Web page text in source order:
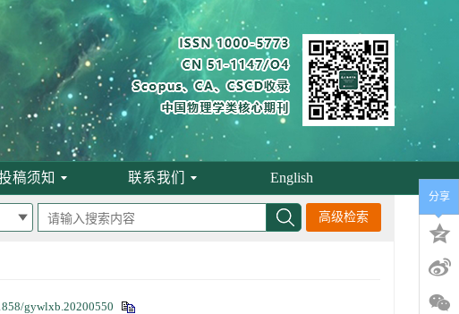
稿须知 联系我们 English
高级检索
gywlxb.20200550
分享